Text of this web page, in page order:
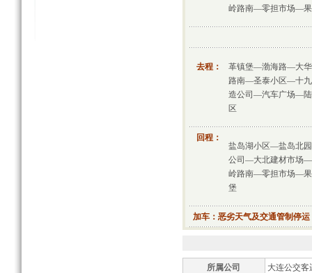
岭路南—零担市场—
去程：
革镇堡—渤海路—大
路南—圣泰小区—十
造公司—汽车广场—
区
回程：
盐岛湖小区—盐岛北
公司—大北建材市场
岭路南—零担市场—
堡
加车：恶劣天气及交通管制停运
所属公司
大连公交客